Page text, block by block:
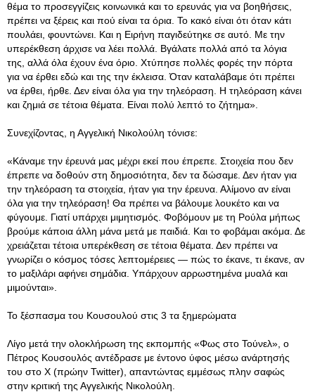
θέμα το προσεγγίζεις κοινωνικά και το ερευνάς για να βοηθήσεις,
πρέπει να ξέρεις και πού είναι τα όρια. Το κακό είναι ότι όταν κάτι
πουλάει, φουντώνει. Και η Ειρήνη παγιδεύτηκε σε αυτό. Με την
υπερέκθεση άρχισε να λέει πολλά. Βγάλατε πολλά από τα λόγια
της, αλλά όλα έχουν ένα όριο. Χτύπησε πολλές φορές την πόρτα
για να έρθει εδώ και της την έκλεισα. Όταν καταλάβαμε ότι πρέπει
να έρθει, ήρθε. Δεν είναι όλα για την τηλεόραση. Η τηλεόραση κάνει
και ζημιά σε τέτοια θέματα. Είναι πολύ λεπτό το ζήτημα».
Συνεχίζοντας, η Αγγελική Νικολούλη τόνισε:
«Κάναμε την έρευνά μας μέχρι εκεί που έπρεπε. Στοιχεία που δεν
έπρεπε να δοθούν στη δημοσιότητα, δεν τα δώσαμε. Δεν ήταν για
την τηλεόραση τα στοιχεία, ήταν για την έρευνα. Αλίμονο αν είναι
όλα για την τηλεόραση! Θα πρέπει να βάλουμε λουκέτο και να
φύγουμε. Γιατί υπάρχει μιμητισμός. Φοβόμουν με τη Ρούλα μήπως
βρούμε κάποια άλλη μάνα μετά με παιδιά. Και το φοβάμαι ακόμα. Δε
χρειάζεται τέτοια υπερέκθεση σε τέτοια θέματα. Δεν πρέπει να
γνωρίζει ο κόσμος τόσες λεπτομέρειες — πώς το έκανε, τι έκανε, αν
το μαξιλάρι αφήνει σημάδια. Υπάρχουν αρρωστημένα μυαλά και
μιμούνται».
Το ξέσπασμα του Κουσουλού στις 3 τα ξημερώματα
Λίγο μετά την ολοκλήρωση της εκπομπής «Φως στο Τούνελ», ο
Πέτρος Κουσουλός αντέδρασε με έντονο ύφος μέσω ανάρτησής
του στο X (πρώην Twitter), απαντώντας εμμέσως πλην σαφώς
στην κριτική της Αγγελικής Νικολούλη.